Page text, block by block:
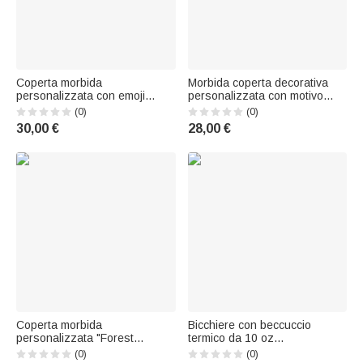
Coperta morbida
personalizzata con emoji
divertenti e nome -
Decorazione per la casa,
regalo di compleanno per
Callie × emoji ™
(0)
30,00 €
Morbida coperta decorativa
personalizzata con motivo
carino in stile cartone animato
e nome, ideale come
decorazione per la cameretta
bambini, perfetta per l'uso
(0)
28,00 €
Coperta morbida
personalizzata "Forest
Friends" con mucca delle
(0)
Bicchiere con beccuccio
termico da 10 oz
personalizzato con foto ad
(0)